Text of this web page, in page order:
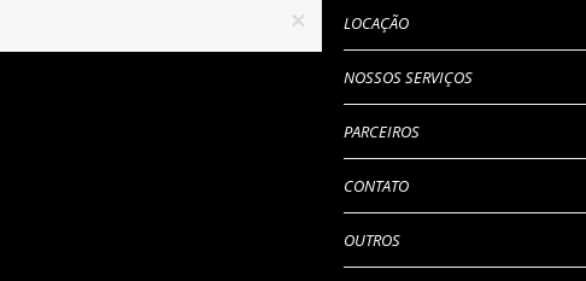
× LOCAÇÃO
NOSSOS SERVIÇOS
PARCEIROS
CONTATO
OUTROS